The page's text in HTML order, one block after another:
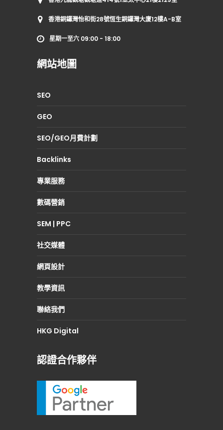
香港銅鑼灣怡和街28號恆生銅鑼灣大廈12樓A-B室
星期一至六 09:00 - 18:00
網站地圖
SEO
GEO
SEO/GEO月費計劃
Backlinks
專業服務
數碼營銷
SEM | PPC
社交媒體
網頁設計
教學資訊
聯絡我們
HKG Digital
認證合作夥伴